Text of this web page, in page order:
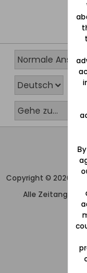
Copyright © 2026 MH
Alle Zeitangaben